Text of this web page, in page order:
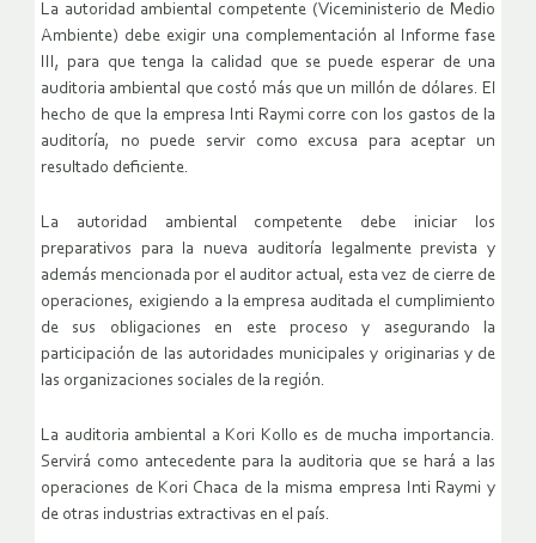
La autoridad ambiental competente (Viceministerio de Medio
Ambiente) debe exigir una complementación al Informe fase
III, para que tenga la calidad que se puede esperar de una
auditoria ambiental que costó más que un millón de dólares. El
hecho de que la empresa Inti Raymi corre con los gastos de la
auditoría, no puede servir como excusa para aceptar un
resultado deficiente.
La autoridad ambiental competente debe iniciar los
preparativos para la nueva auditoría legalmente prevista y
además mencionada por el auditor actual, esta vez de cierre de
operaciones, exigiendo a la empresa auditada el cumplimiento
de sus obligaciones en este proceso y asegurando la
participación de las autoridades municipales y originarias y de
las organizaciones sociales de la región.
La auditoria ambiental a Kori Kollo es de mucha importancia.
Servirá como antecedente para la auditoria que se hará a las
operaciones de Kori Chaca de la misma empresa Inti Raymi y
de otras industrias extractivas en el país.